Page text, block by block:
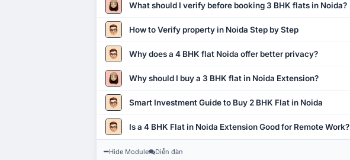
What should I verify before booking 3 BHK flats in Noida?
How to Verify property in Noida Step by Step
Why does a 4 BHK flat Noida offer better privacy?
Why should I buy a 3 BHK flat in Noida Extension?
Smart Investment Guide to Buy 2 BHK Flat in Noida
Is a 4 BHK Flat in Noida Extension Good for Remote Work?
Hide Module Diễn đàn